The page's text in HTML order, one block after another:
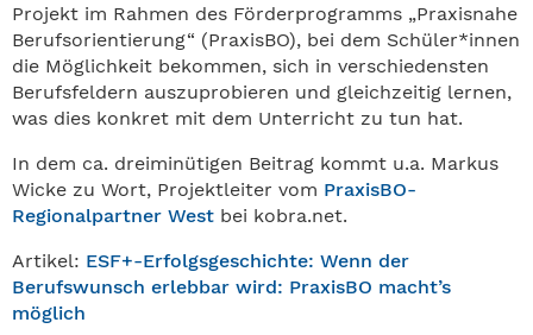
Projekt im Rahmen des Förderprogramms „Praxisnahe
Berufsorientierung“ (PraxisBO), bei dem Schüler*innen
die Möglichkeit bekommen, sich in verschiedensten
Berufsfeldern auszuprobieren und gleichzeitig lernen,
was dies konkret mit dem Unterricht zu tun hat.
In dem ca. dreiminütigen Beitrag kommt u.a. Markus
Wicke zu Wort, Projektleiter vom PraxisBO-
Regionalpartner West bei kobra.net.
Artikel: ESF+-Erfolgsgeschichte: Wenn der
Berufswunsch erlebbar wird: PraxisBO macht’s
möglich